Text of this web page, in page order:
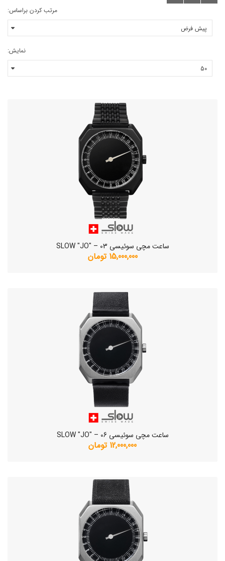
مرتب کردن براساس:
نمایش:
ساعت مچی سوئیسی SLOW "JO" – 03
15,000,000 تومان
ساعت مچی سوئیسی SLOW "JO" – 06
12,000,000 تومان